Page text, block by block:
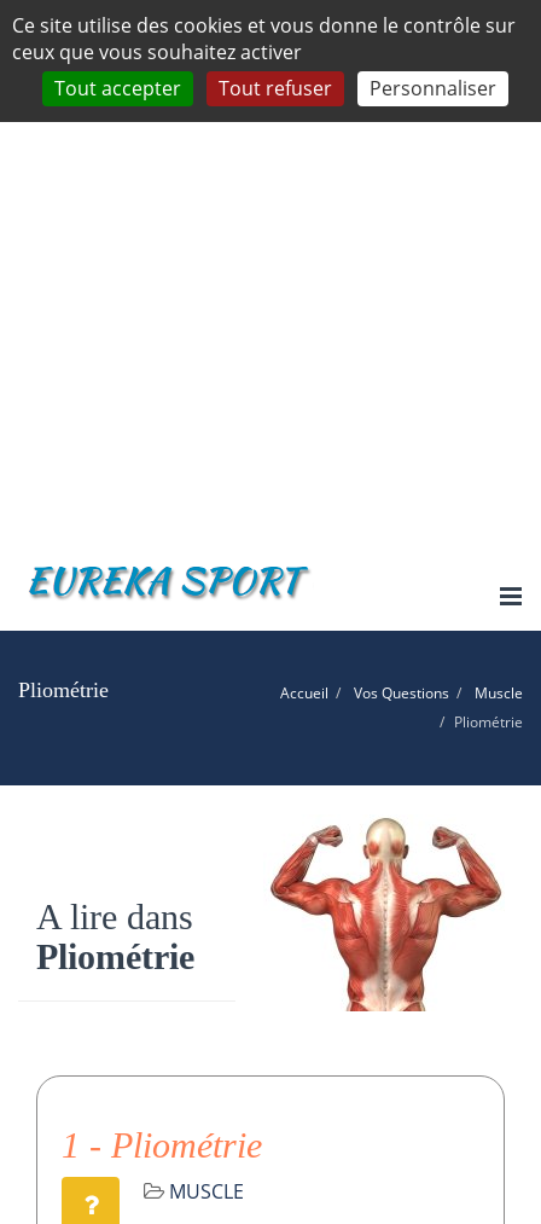
Pliométrie Accueil Vos Questions
Muscle
Pliométrie
A lire dans
Pliométrie
1 - Pliométrie
MUSCLE
Panneau de gestion des cookies
Ce site utilise des cookies et vous donne le contrôle sur
ceux que vous souhaitez activer
Tout accepter
Tout refuser Personnaliser